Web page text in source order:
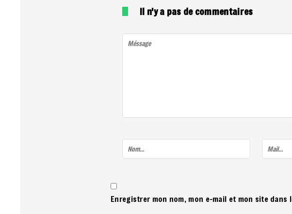
Il n'y a pas de commentaires
Enregistrer mon nom, mon e-mail et mon site